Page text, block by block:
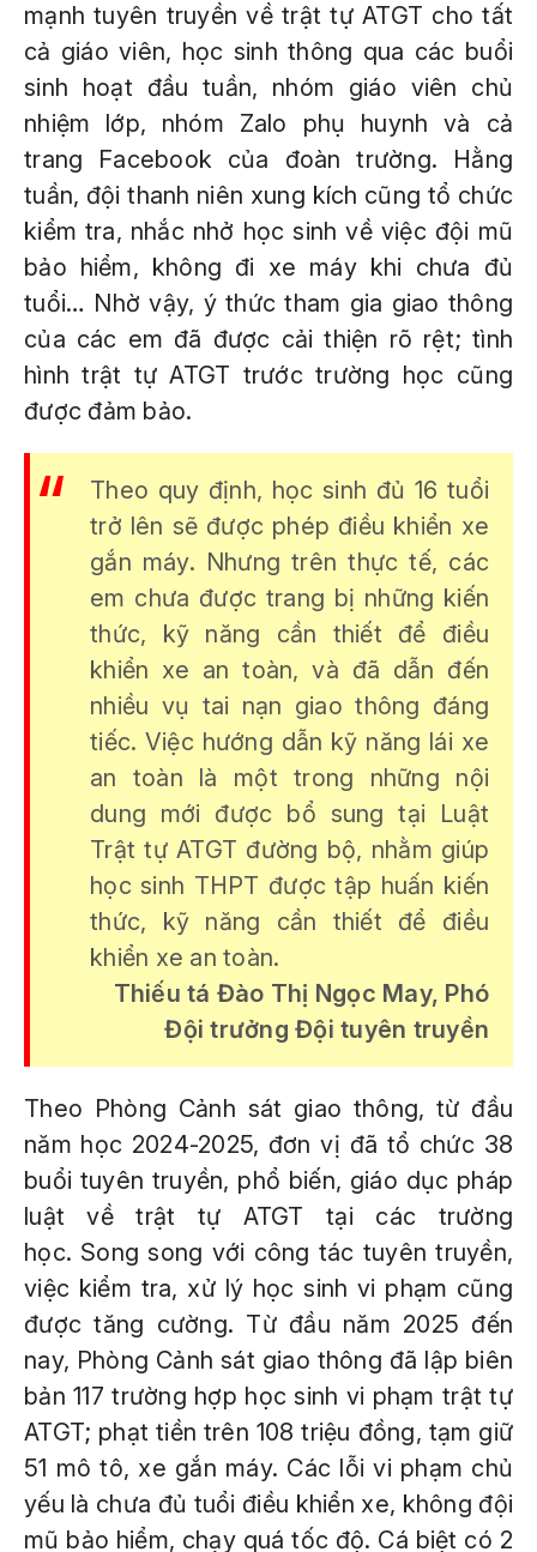
mạnh tuyên truyền về trật tự ATGT cho tất
cả giáo viên, học sinh thông qua các buổi
sinh hoạt đầu tuần, nhóm giáo viên chủ
nhiệm lớp, nhóm Zalo phụ huynh và cả
trang Facebook của đoàn trường. Hằng
tuần, đội thanh niên xung kích cũng tổ chức
kiểm tra, nhắc nhở học sinh về việc đội mũ
bảo hiểm, không đi xe máy khi chưa đủ
tuổi… Nhờ vậy, ý thức tham gia giao thông
của các em đã được cải thiện rõ rệt; tình
hình trật tự ATGT trước trường học cũng
được đảm bảo.
Theo quy định, học sinh đủ 16 tuổi
trở lên sẽ được phép điều khiển xe
gắn máy. Nhưng trên thực tế, các
em chưa được trang bị những kiến
thức, kỹ năng cần thiết để điều
khiển xe an toàn, và đã dẫn đến
nhiều vụ tai nạn giao thông đáng
tiếc. Việc hướng dẫn kỹ năng lái xe
an toàn là một trong những nội
dung mới được bổ sung tại Luật
Trật tự ATGT đường bộ, nhằm giúp
học sinh THPT được tập huấn kiến
thức, kỹ năng cần thiết để điều
khiển xe an toàn.
Thiếu tá Đào Thị Ngọc May, Phó
Đội trưởng Đội tuyên truyền
Theo Phòng Cảnh sát giao thông, từ đầu
năm học 2024-2025, đơn vị đã tổ chức 38
buổi tuyên truyền, phổ biến, giáo dục pháp
luật về trật tự ATGT tại các trường
học. Song song với công tác tuyên truyền,
việc kiểm tra, xử lý học sinh vi phạm cũng
được tăng cường. Từ đầu năm 2025 đến
nay, Phòng Cảnh sát giao thông đã lập biên
bản 117 trường hợp học sinh vi phạm trật tự
ATGT; phạt tiền trên 108 triệu đồng, tạm giữ
51 mô tô, xe gắn máy. Các lỗi vi phạm chủ
yếu là chưa đủ tuổi điều khiển xe, không đội
mũ bảo hiểm, chạy quá tốc độ. Cá biệt có 2